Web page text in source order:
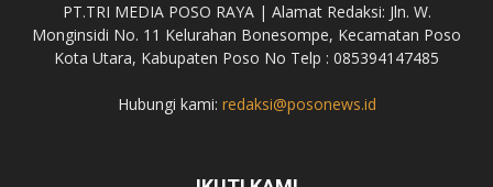
PT.TRI MEDIA POSO RAYA | Alamat Redaksi: Jln. W.
Monginsidi No. 11 Kelurahan Bonesompe, Kecamatan Poso
Kota Utara, Kabupaten Poso No Telp : 085394147485
Hubungi kami: redaksi@posonews.id